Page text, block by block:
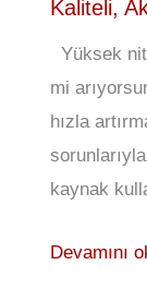
Kaliteli,
Yüksek
mi
hızla
kaynak
Devamını